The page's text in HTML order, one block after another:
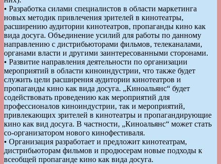
• Разработка силами специалистов в области маркетинга
новых методик привлечения зрителей в кинотеатры,
расширению аудитории кинотеатров, пропаганды кино как
вида досуга. Объединение усилий для работы по данному
направлению с дистрибьюторами фильмов, телеканалами,
органами власти и другими заинтересованными сторонами.
• Развитие направления деятельности по организации
мероприятий в области киноиндустрии, что также будет
служить цели расширения аудитории кинотеатров и
пропаганды кино как вида досуга. „Киноальянс“ будет
содействовать проведению как мероприятий для
профессионалов киноиндустрии, так и мероприятий,
привлекающих зрителей в кинотеатры и пропагандирующие
кино как вид досуга. В частности, „Киноальянс“ может стать
со-организатором нового кинофестиваля.
• Организация разработает и предложит кинотеатрам,
дистрибьюторам фильмов и продюсерам новые подходы к
всеобщей пропаганде кино как вида досуга.